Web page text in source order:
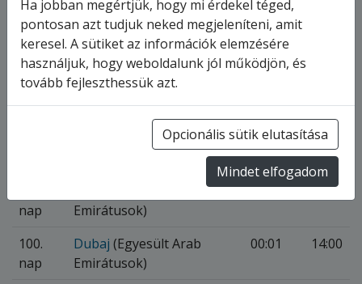
94.
nap
Mumbai (India) 00:00
95.
nap
Mumbai(India) 00:01
nap
Emirátusok)
00:00 23:59
100.
nap
Dubaj (Egyesült Arab
Emirátusok)
00:01 14:00
Ha jobban megértjük, hogy mi érdekel téged,
pontosan azt tudjuk neked megjeleníteni, amit
keresel. A sütiket az információk elemzésére
használjuk, hogy weboldalunk jól működjön, és
tovább fejleszthessük azt.
Opcionális sütik elutasítása
Mindet elfogadom